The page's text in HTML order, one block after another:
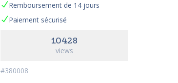
Remboursement de 14 jours
Paiement sécurisé
10428
views
#380008